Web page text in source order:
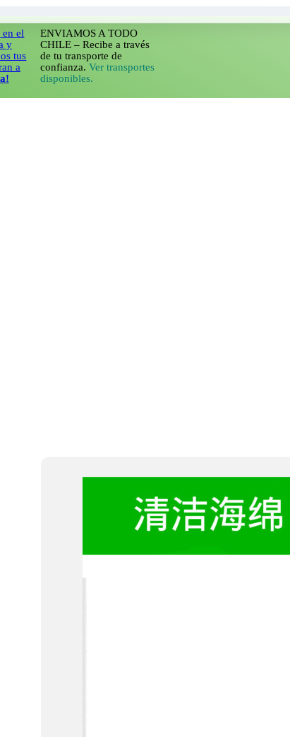
ENVIAMOS A TODO
CHILE – Recibe a través
de tu transporte de
confianza.Ver transportes
disponibles.